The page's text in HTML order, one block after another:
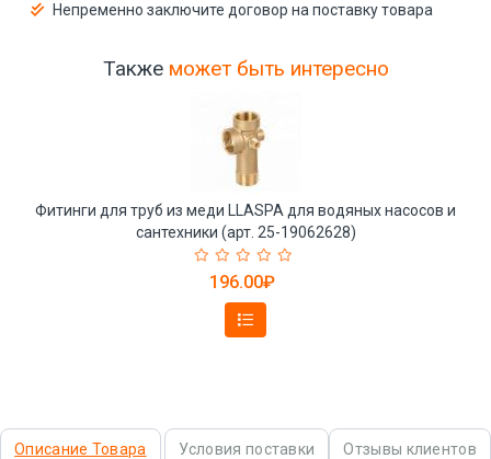
Непременно заключите договор на поставку товара
Также может быть интересно
Фитинги для труб из меди LLASPA для водяных насосов и
сантехники (арт. 25-19062628)
196.00₽
Описание Товара Условия поставки Отзывы клиентов